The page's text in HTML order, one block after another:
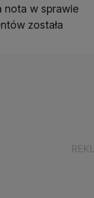
nota w sprawie
została